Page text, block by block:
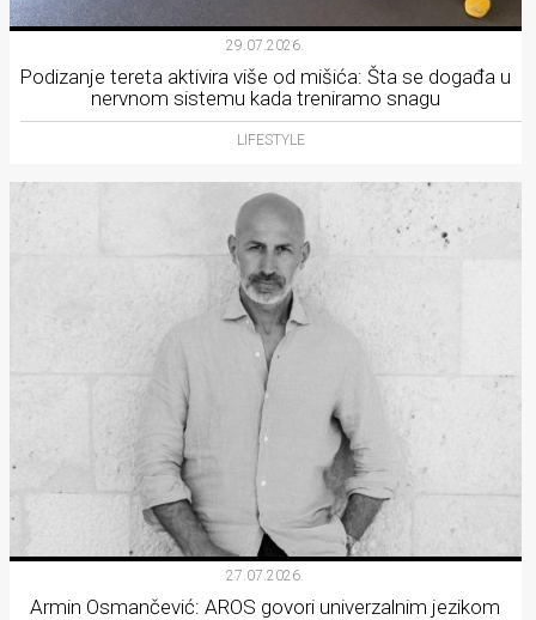
29.07.2026.
Podizanje tereta aktivira više od mišića: Šta se događa u
nervnom sistemu kada treniramo snagu
LIFESTYLE
27.07.2026.
Armin Osmančević: AROS govori univerzalnim jezikom